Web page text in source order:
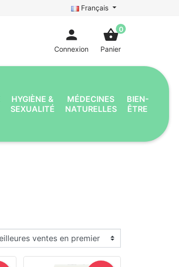
Français
person
Connexion
shopping_basket0
Panier
HYGIÈNE &
SEXUALITÉ
MÉDECINES
NATURELLES
BIEN-
ÊTRE